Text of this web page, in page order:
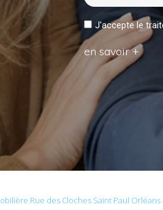
J'accepte le
en savoir +
Rue des Cloches Saint Paul Orléans